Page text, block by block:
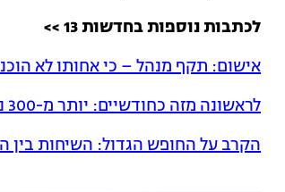
לכתבות נוספות בחדשות 13 >>
אישום: תקף מנהל – כי אחותו לא
לראשונה מזה כחודשיים: יותר מ-300 נדבקים בקורונה ביממה
הקרב על החופש הגדול: השיחות בין